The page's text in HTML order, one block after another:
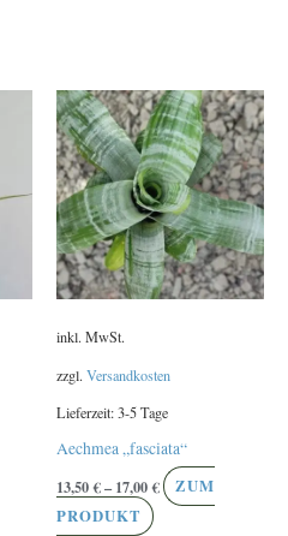
inkl. MwSt.
zzgl. Versandkosten
Lieferzeit:3-5 Tage
Aechmea „fasciata“
13,50€– 17,00€
ZUM
PRODUKT
Dieses
Produkt
weist
mehrere
Varianten
auf.
Die
auf
gewählt
werden